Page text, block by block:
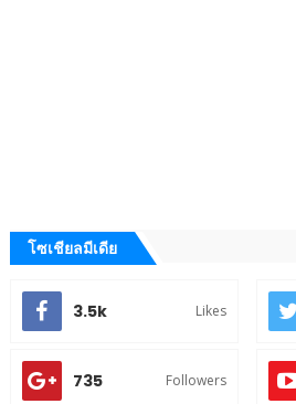
โซเชียลมีเดีย
3.5k Likes
735 Followers